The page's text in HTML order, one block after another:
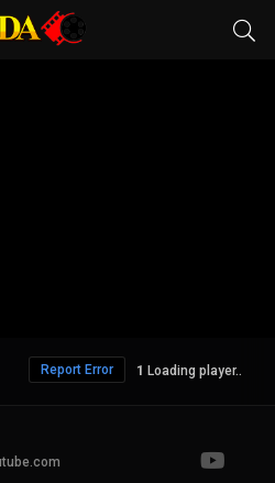
Loading player..
Report Error